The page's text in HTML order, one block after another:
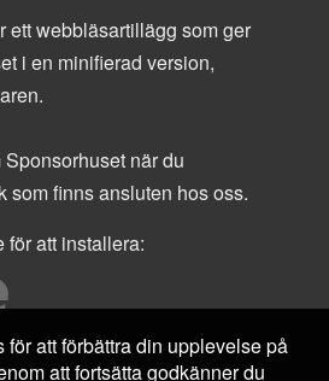
ett webbläsartillägg som ger
i en minifierad version,
när du
som finns ansluten hos oss.
att installera:
att förbättra din upplevelse på
att fortsätta godkänner du